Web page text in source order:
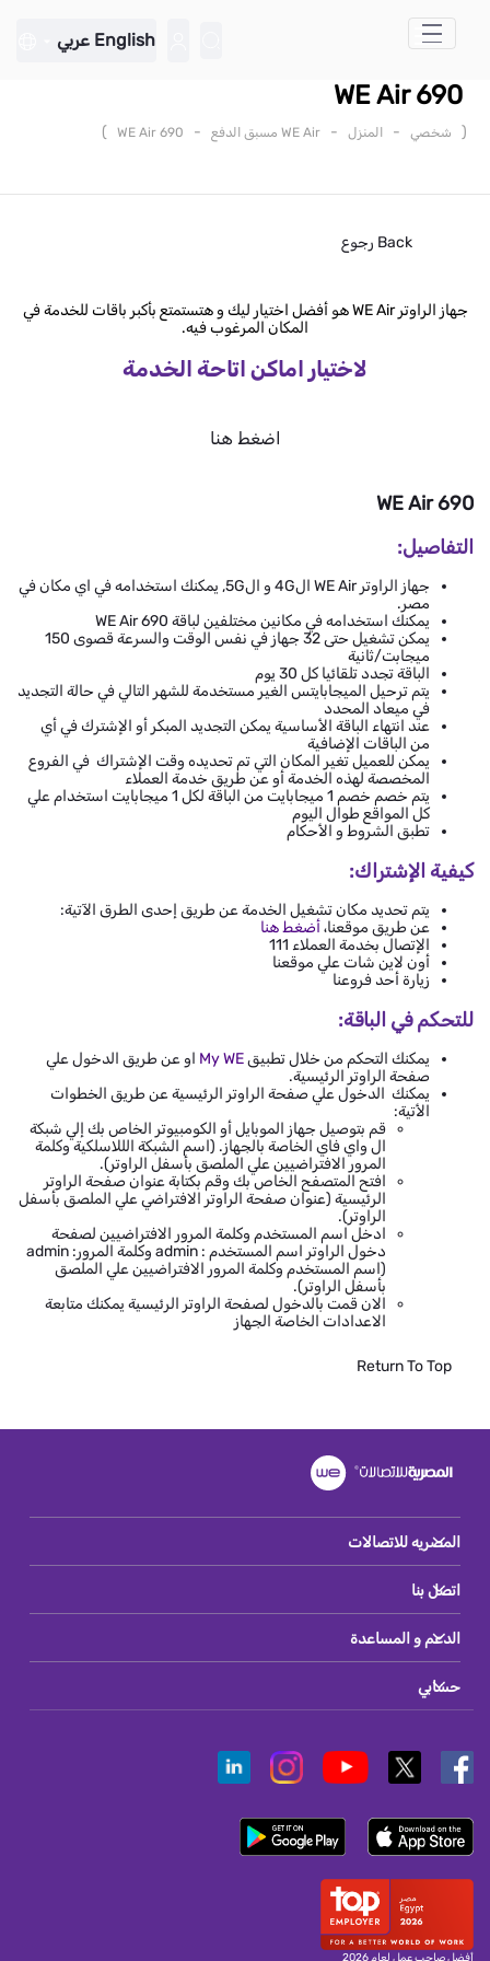
تخطي إلى المحتوى الرئيسي
English عربي
WE Air 690
( شخصي - المنزل - WE Air مسبق الدفع -
WE Air 690
)
Back رجوع
جهاز الراوتر WE Air هو أفضل اختيار ليك و هتستمتع بأكبر باقات للخدمة في
المكان المرغوب فيه.
لاختيار اماكن اتاحة الخدمة
اضغط هنا
WE Air 690
التفاصيل:
جهاز الراوتر WE Air ال4G و ال5G, يمكنك استخدامه في اي مكان في
مصر.
يمكنك استخدامه في مكانين مختلفين لباقة WE Air 690
يمكن تشغيل حتى 32 جهاز في نفس الوقت والسرعة قصوى 150
ميجابت/ثانية
الباقة تجدد تلقائيا كل 30 يوم
يتم ترحيل الميجابايتس الغير مستخدمة للشهر التالي في حالة التجديد
في ميعاد المحدد
عند انتهاء الباقة الأساسية يمكن التجديد المبكر أو الإشترك في أي
من الباقات الإضافية
يمكن للعميل تغير المكان التي تم تحديده وقت الإشتراك في الفروع
المخصصة لهذه الخدمة أو عن طريق خدمة العملاء
يتم خصم خصم 1 ميجابايت من الباقة لكل 1 ميجابايت استخدام علي
كل المواقع طوال اليوم
تطبق الشروط و الأحكام
كيفية الإشتراك:
يتم تحديد مكان تشغيل الخدمة عن طريق إحدى الطرق الآتية:
عن طريق موقعنا،أضغط هنا
الإتصال بخدمة العملاء 111
أون لاين شات علي موقعنا
زيارة أحد فروعنا
للتحكم في الباقة:
يمكنك التحكم من خلال تطبيقMy WE او عن طريق الدخول علي
صفحة الراوتر الرئيسية.
يمكنك الدخول علي صفحة الراوتر الرئيسية عن طريق الخطوات
الأتية:
قم بتوصيل جهاز الموبايل أو الكومبيوتر الخاص بك إلي شبكة
ال واي فاي الخاصة بالجهاز. (اسم الشبكة الللاسلكية وكلمة
المرور الافتراضيين علي الملصق بأسفل الراوتر).
افتح المتصفح الخاص بك وقم بكتابة عنوان صفحة الراوتر
الرئيسية (عنوان صفحة الراوتر الافتراضي علي الملصق بأسفل
الراوتر).
ادخل اسم المستخدم وكلمة المرور الافتراضيين لصفحة
دخول الراوتر اسم المستخدم : admin وكلمة المرور: admin
(اسم المستخدم وكلمة المرور الافتراضيين علي الملصق
بأسفل الراوتر).
الان قمت بالدخول لصفحة الراوتر الرئيسية يمكنك متابعة
الاعدادات الخاصة الجهاز
Return To Top
المصريه للاتصالات
اتصل بنا
الدعم و المساعدة
حسابي
أفضل صاحب عمل لعام 2026